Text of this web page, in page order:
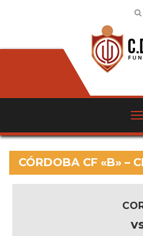
CÓRDOBA CF «B» –